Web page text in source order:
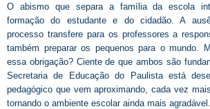
O abismo que separa a família da escola
formação do estudante e do cidadão. A
processo transfere para os professores a
também preparar os pequenos para o mundo.
essa obrigação? Ciente de que ambos são
Secretaria de Educação do Paulista está
pedagógico que vem aproximando, cada vez
tornando o ambiente escolar ainda mais agradável.